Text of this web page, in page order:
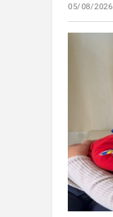
05/08/2026